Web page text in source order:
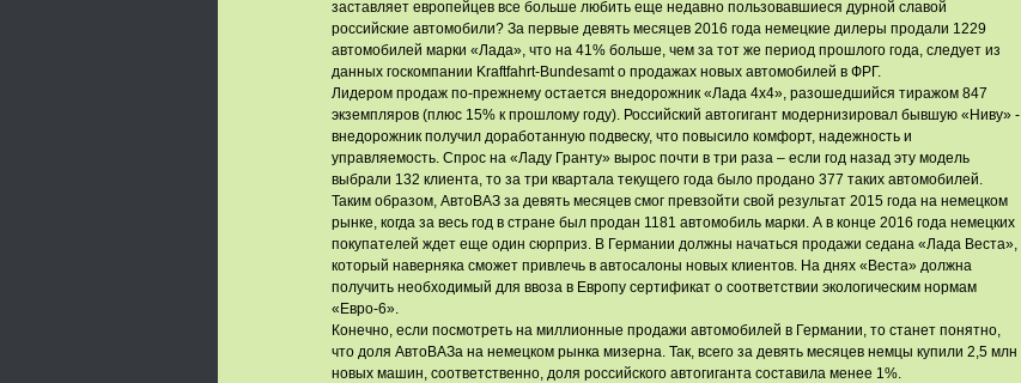
заставляет европейцев все больше любить еще недавно пользовавшиеся дурной славой
российские автомобили? За первые девять месяцев 2016 года немецкие дилеры продали 1229
автомобилей марки «Лада», что на 41% больше, чем за тот же период прошлого года, следует из
данных госкомпании Kraftfahrt-Bundesamt о продажах новых автомобилей в ФРГ.
Лидером продаж по-прежнему остается внедорожник «Лада 4х4», разошедшийся тиражом 847
экземпляров (плюс 15% к прошлому году). Российский автогигант модернизировал бывшую «Ниву» -
внедорожник получил доработанную подвеску, что повысило комфорт, надежность и
управляемость. Спрос на «Ладу Гранту» вырос почти в три раза – если год назад эту модель
выбрали 132 клиента, то за три квартала текущего года было продано 377 таких автомобилей.
Таким образом, АвтоВАЗ за девять месяцев смог превзойти свой результат 2015 года на немецком
рынке, когда за весь год в стране был продан 1181 автомобиль марки. А в конце 2016 года немецких
покупателей ждет еще один сюрприз. В Германии должны начаться продажи седана «Лада Веста»,
который наверняка сможет привлечь в автосалоны новых клиентов. На днях «Веста» должна
получить необходимый для ввоза в Европу сертификат о соответствии экологическим нормам
«Евро-6».
Конечно, если посмотреть на миллионные продажи автомобилей в Германии, то станет понятно,
что доля АвтоВАЗа на немецком рынка мизерна. Так, всего за девять месяцев немцы купили 2,5 млн
новых машин, соответственно, доля российского автогиганта составила менее 1%.